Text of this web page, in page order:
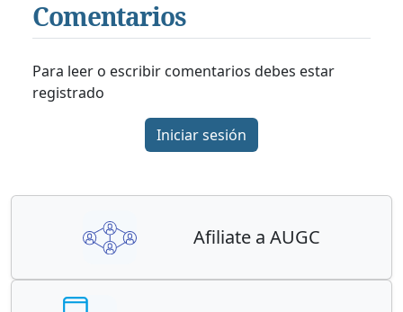
Comentarios
Para leer o escribir comentarios debes estar
registrado
Iniciar sesión
Afiliate a AUGC